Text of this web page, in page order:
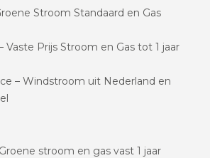
Stroom Standaard en Gas
Vaste Prijs Stroom en Gas tot 1 jaar
– Windstroom uit Nederland en
stroom en gas vast 1 jaar